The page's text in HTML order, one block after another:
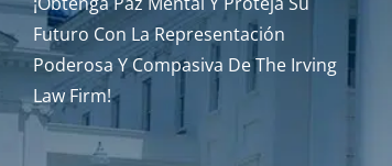
Futuro Con La Representación
Poderosa Y Compasiva De The Irving
Law Firm!